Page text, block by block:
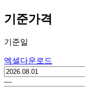
기준가격
기준일
엑셀다운로드
―